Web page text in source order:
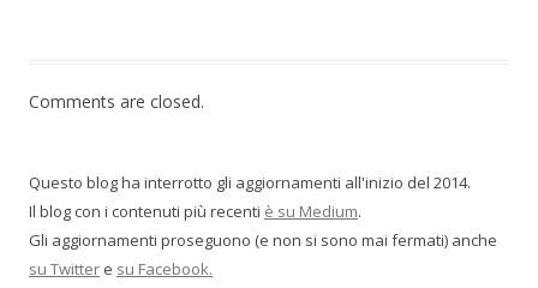
Comments are closed.
Questo blog ha interrotto gli aggiornamenti all'inizio del 2014.
Il blog con i contenuti più recenti è su Medium.
Gli aggiornamenti proseguono (e non si sono mai fermati) anche
su Twitter e su Facebook.